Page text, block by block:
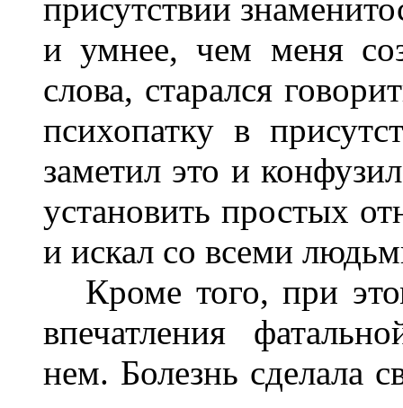
присутствии
и умнее, чем меня
слова, старался
психопатку в
заметил это и
установить простых
и искал со всеми
Кроме того, при
впечатления
нем. Болезнь сделала